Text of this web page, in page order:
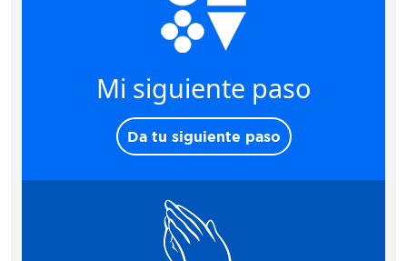
Mi siguiente paso
Da tu siguiente paso